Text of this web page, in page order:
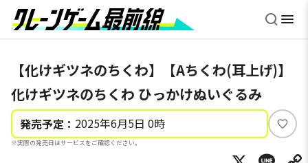
【化けギツネのちくわ】【Aちくわ(耳上げ)】
化けギツネのちくわ ひっかけぬいぐるみ
発売予定： 2025年6月5日 0時
※実際の発売日はサービスをご確認ください。
い